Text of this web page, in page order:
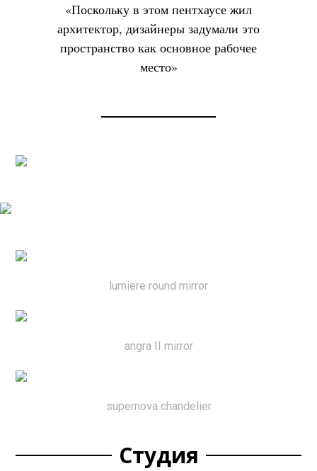
«Поскольку в этом пентхаусе жил
архитектор, дизайнеры задумали это
пространство как основное рабочее
место»
lumiere round mirror
angra II mirror
supernova chandelier
Студия